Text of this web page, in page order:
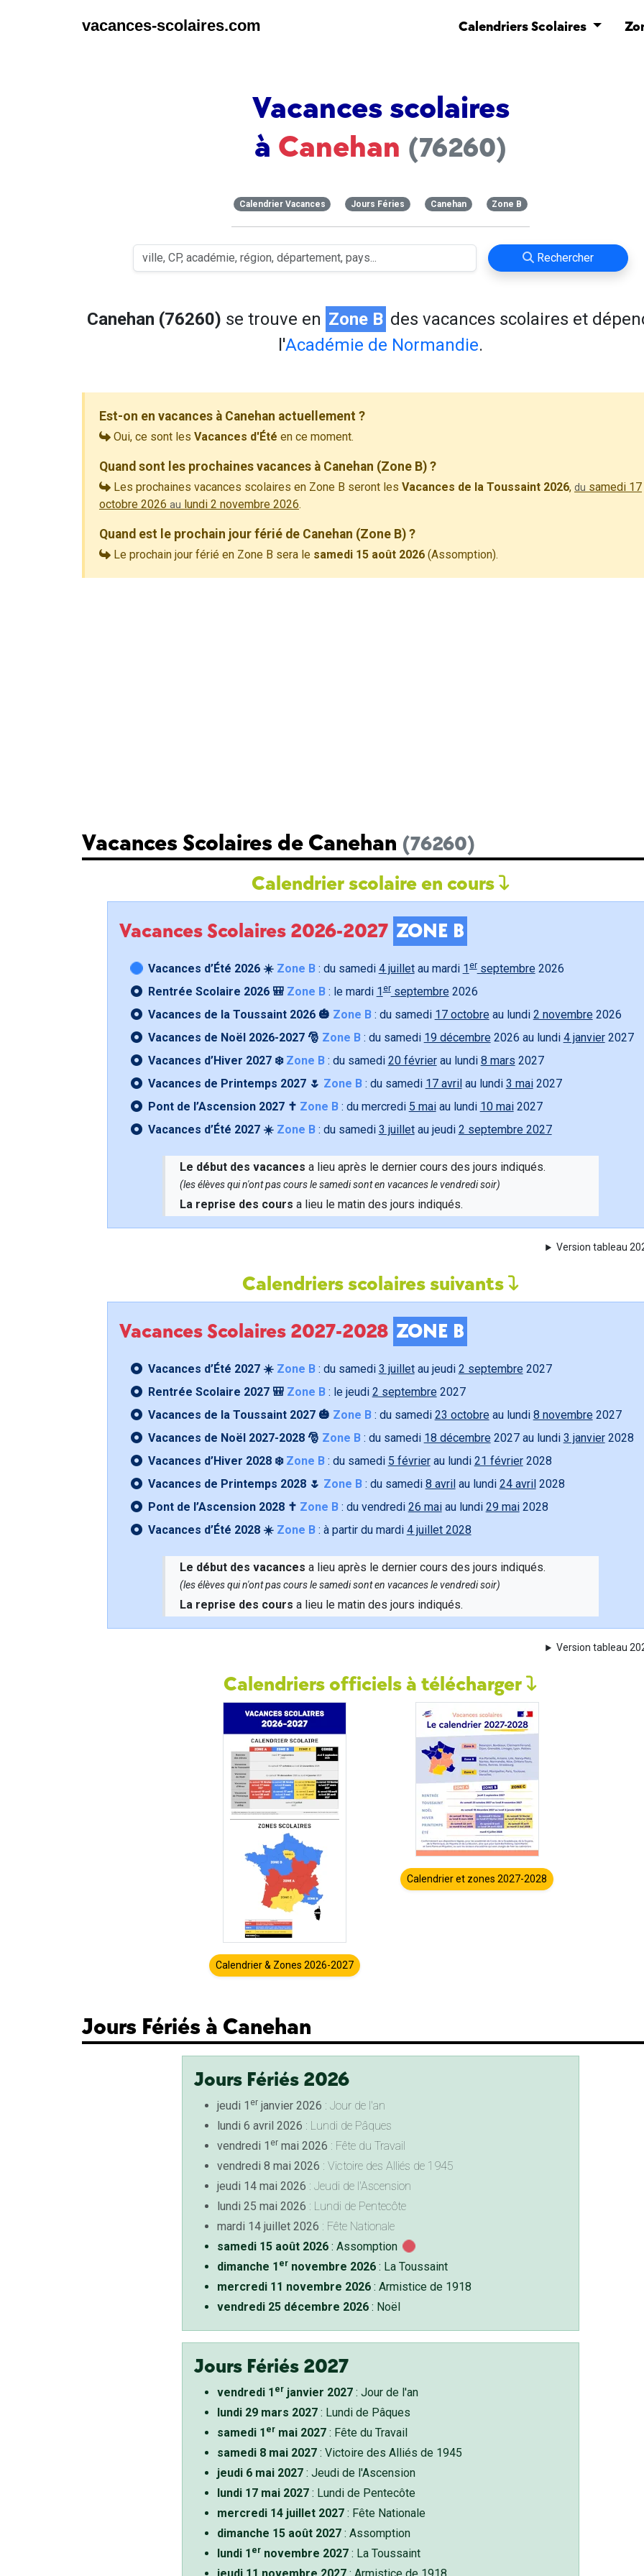
vacances-scolaires.com Calendriers Scolaires
Vacances scolaires
à Canehan (76260)
Calendrier Vacances Jours Féries Canehan Zone B
Rechercher
Canehan (76260) se trouve en Zone B des vacances scolaires et
l'Académie de Normandie.
Est-on en vacances à Canehan actuellement ?
Oui, ce sont les Vacances d'Été en ce moment.
Quand sont les prochaines vacances à Canehan (Zone B) ?
Les prochaines vacances scolaires en Zone B seront les Vacances de la Toussaint 2026, du samedi 17
octobre 2026 au lundi 2 novembre 2026.
Quand est le prochain jour férié de Canehan (Zone B) ?
Le prochain jour férié en Zone B sera le samedi 15 août 2026 (Assomption).
Vacances Scolaires de Canehan (76260)
Calendrier scolaire en cours
Vacances Scolaires 2026-2027 ZONE B
Vacances d’Été 2026 ☀️ Zone B: du samedi 4 juilletau mardi 1 erseptembre 2026
Rentrée Scolaire 2026 🎒 Zone B: le mardi 1erseptembre 2026
Vacances de la Toussaint 2026 🎃 Zone B: du samedi 17 octobre au lundi 2 novembre 2026
Vacances de Noël 2026-2027 🎅 Zone B: du samedi 19 décembre 2026 au lundi 4 janvier2027
Vacances d’Hiver 2027 ❄️ Zone B: du samedi 20 févrierau lundi 8 mars 2027
Vacances de Printemps 2027 🌷 Zone B: du samedi 17 avril au lundi 3 mai2027
Pont de l’Ascension 2027 ✝️ Zone B: du mercredi 5 maiau lundi 10 mai2027
Vacances d’Été 2027 ☀️ Zone B: du samedi 3 juilletau jeudi 2 septembre 2027
Le début des vacances a lieu après le dernier cours des jours indiqués.
(les élèves qui n'ont pas cours le samedi sont en vacances le vendredi soir)
La reprise des cours a lieu le matin des jours indiqués.
Version tableau
Calendriers scolaires suivants
Vacances Scolaires 2027-2028 ZONE B
Vacances d’Été 2027 ☀️ Zone B: du samedi 3 juilletau jeudi 2 septembre 2027
Rentrée Scolaire 2027 🎒 Zone B: le jeudi 2 septembre 2027
Vacances de la Toussaint 2027 🎃 Zone B: du samedi 23 octobre au lundi 8 novembre 2027
Vacances de Noël 2027-2028 🎅 Zone B: du samedi 18 décembre 2027 au lundi 3 janvier2028
Vacances d’Hiver 2028 ❄️ Zone B: du samedi 5 févrierau lundi 21 février2028
Vacances de Printemps 2028 🌷 Zone B: du samedi 8 avril au lundi 24 avril 2028
Pont de l’Ascension 2028 ✝️ Zone B: du vendredi 26 maiau lundi 29 mai2028
Vacances d’Été 2028 ☀️ Zone B: à partir du mardi 4 juillet 2028
Le début des vacances a lieu après le dernier cours des jours indiqués.
(les élèves qui n'ont pas cours le samedi sont en vacances le vendredi soir)
La reprise des cours a lieu le matin des jours indiqués.
Version tableau
Calendriers officiels à télécharger
Calendrier & Zones 2026-2027
Calendrier et zones 2027-2028
Jours Fériés à Canehan
Jours Fériés 2026
jeudi 1 erjanvier 2026 : Jour de l'an
lundi 6 avril 2026 : Lundi de Pâques
vendredi 1 ermai 2026 : Fête du Travail
vendredi 8 mai 2026 : Victoire des Alliés de 1945
jeudi 14 mai 2026 : Jeudi de l'Ascension
lundi 25 mai 2026 : Lundi de Pentecôte
mardi 14 juillet 2026 : Fête Nationale
samedi 15 août 2026: Assomption
dimanche 1 ernovembre 2026: La Toussaint
mercredi 11 novembre 2026: Armistice de 1918
vendredi 25 décembre 2026: Noël
Jours Fériés 2027
vendredi 1 erjanvier 2027: Jour de l'an
lundi 29 mars 2027: Lundi de Pâques
samedi 1 ermai 2027: Fête du Travail
samedi 8 mai 2027: Victoire des Alliés de 1945
jeudi 6 mai 2027: Jeudi de l'Ascension
lundi 17 mai 2027: Lundi de Pentecôte
mercredi 14 juillet 2027: Fête Nationale
dimanche 15 août 2027: Assomption
lundi 1 ernovembre 2027: La Toussaint
jeudi 11 novembre 2027: Armistice de 1918